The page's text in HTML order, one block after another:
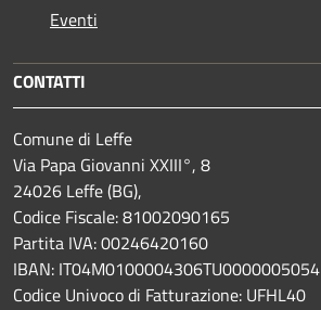
Eventi
CONTATTI
Comune di Leffe
Via Papa Giovanni XXIII°, 8
24026 Leffe (BG),
Codice Fiscale: 81002090165
Partita IVA: 00246420160
IBAN: IT04M0100004306TU0000005054
Codice Univoco di Fatturazione: UFHL40